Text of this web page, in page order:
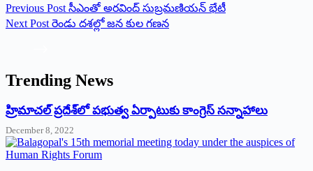
Previous Post సీఎంతో అరవింద్‌ సుబ్రమణియన్‌ భేటీ
Next Post రెండు దశల్లో జన కుల గణన
Trending News
‌హ్రిమాచల్‌ ‌ప్రదేశ్‌లో పభుత్వ ఏర్పాటుకు కాంగ్రెస్‌ ‌సన్నాహాలు
December 8, 2022